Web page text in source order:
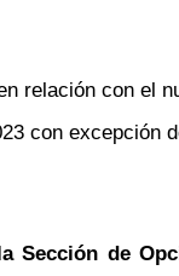
relación con el
con excepción
de